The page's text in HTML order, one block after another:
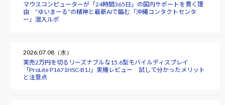
マウスコンピューターが「24時間365日」の国内サポートを貫く理
由 “ゆいまーる”の精神と最新AIで臨む「沖縄コンタクトセンタ
ー」潜入ルポ
2026.07.08（水）
実売2万円を切るリーズナブルな15.6型モバイルディスプレイ
「ProLite P1671HSC-B1J」実機レビュー 試して分かったメリット
と注意点